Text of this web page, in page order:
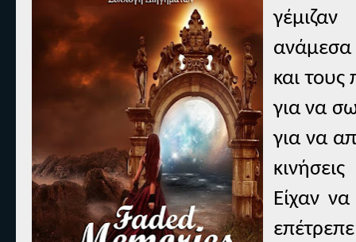
ανάμεσα
και τους
για να
για να
Είχαν